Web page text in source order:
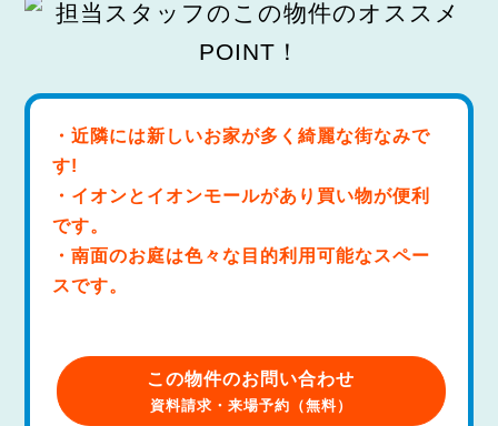
・近隣には新しいお家が多く綺麗な街なみで
す!
・イオンとイオンモールがあり買い物が便利
です。
・南面のお庭は色々な目的利用可能なスペー
スです。
この物件のお問い合わせ
資料請求・来場予約（無料）